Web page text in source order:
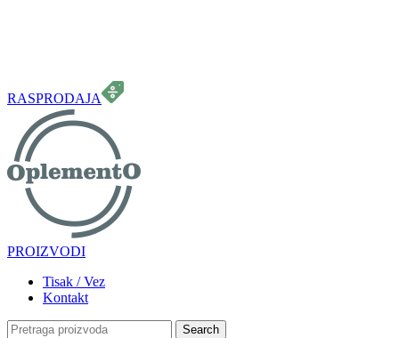
RASPRODAJA
PROIZVODI
Tisak / Vez
Kontakt
Search